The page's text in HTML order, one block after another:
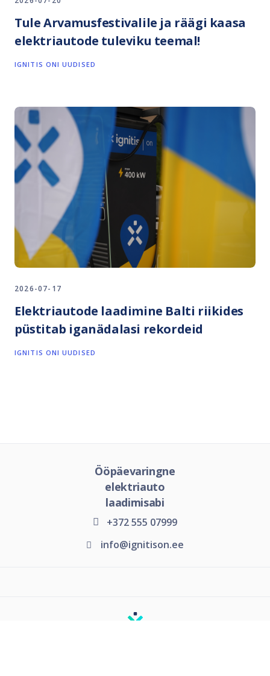
Tule Arvamusfestivalile ja räägi kaasa
elektriautode tuleviku teemal!
IGNITIS ONI UUDISED
2026-07-17
Elektriautode laadimine Balti riikides
püstitab iganädalasi rekordeid
IGNITIS ONI UUDISED
Ööpäevaringne
elektriauto
laadimisabi
+372 555 07999
info@ignitison.ee